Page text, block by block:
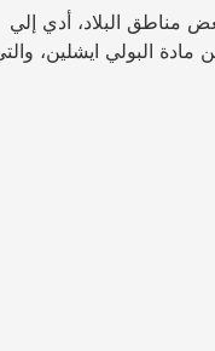
مناطق البلاد، أدي إلي
مادة البولي ايشلين،